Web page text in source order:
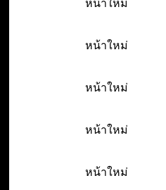
หน้าใหม่
หน้าใหม่
หน้าใหม่
หน้าใหม่
หน้าใหม่